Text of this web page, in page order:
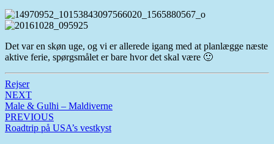
Det var en skøn uge, og vi er allerede igang med at planlægge næste
aktive ferie, spørgsmålet er bare hvor det skal være 🙂
Rejser
Post
navigation
NEXT
Male & Gulhi – Maldiverne
PREVIOUS
Roadtrip på USA’s vestkyst